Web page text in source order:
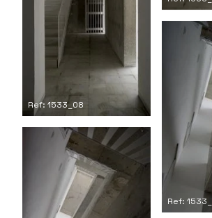
Ref: 1533_08
Ref: